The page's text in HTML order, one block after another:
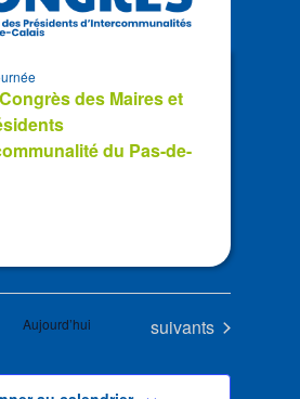
des Maires et
du Pas-de-
Aujourd’hui Évènements
suivants